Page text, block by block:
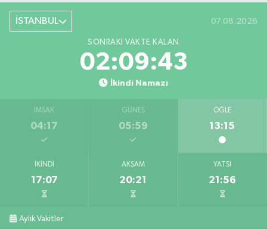
İSTANBUL 07.08.2026
SONRAKI VAKTE KALAN
02:09:42
İkindi Namazı
İMSAK
04:17
GÜNEŞ
05:59
ÖĞLE
13:15
İKINDI
17:07
AKŞAM
20:21
YATSI
21:56
Aylık Vakitler